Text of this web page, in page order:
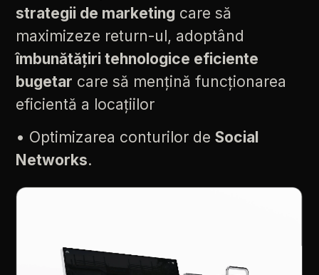
strategii de marketing care să
maximizeze return-ul, adoptând
îmbunătățiri tehnologice eficiente
bugetar care să mențină funcționarea
eficientă a locațiilor
• Optimizarea conturilor de Social
Networks.